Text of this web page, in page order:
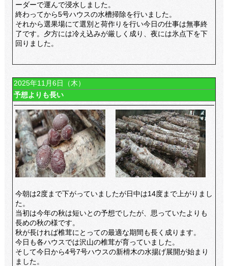
ーダーで運んで浸水しました。
終わってから5号ハウスの水槽掃除を行いました。
それから選果場にて選別と荷作りを行い今日の仕事は無事終
了です。 夕方には冷え込みが厳しく成り、夜には氷点下を下
回りました。
2025年11月6日（木）
予想よりも長い
今朝は2度まで下がっていましたが日中は14度まで上がりまし
た。
当初は今年の秋は短いとの予想でしたが、思っていたよりも
長めの秋の様です。
秋が長ければ椎茸にとっての最適な期間も長く成ります。
今日も各ハウスでは沢山の椎茸が育っていました。
そして今日から4号7号ハウスの新榾木の水揚げ展開が始まり
ました。